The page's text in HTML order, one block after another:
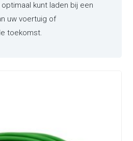
kunt laden bij een
uw voertuig of
toekomst.